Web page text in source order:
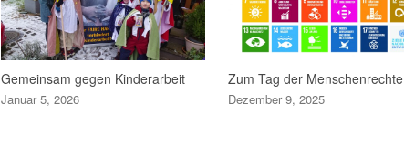
Gemeinsam gegen Kinderarbeit
Januar 5, 2026
Zum Tag der Menschenrechte
Dezember 9, 2025